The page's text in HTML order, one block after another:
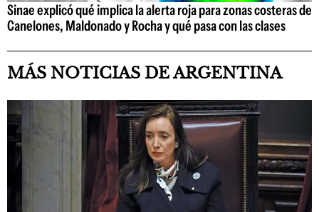
Sinae explicó qué implica la alerta roja para zonas costeras de
Canelones, Maldonado y Rocha y qué pasa con las clases
MÁS NOTICIAS DE ARGENTINA